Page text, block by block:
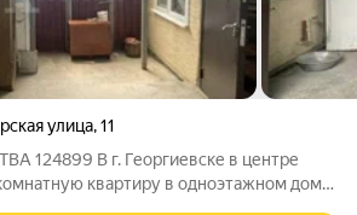
улица,11
124899 В г. Георгиевске в центре
квартиру в одноэтажном доме